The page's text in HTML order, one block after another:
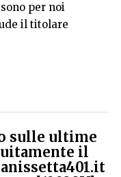
per noi
il titolare
sulle ultime
il